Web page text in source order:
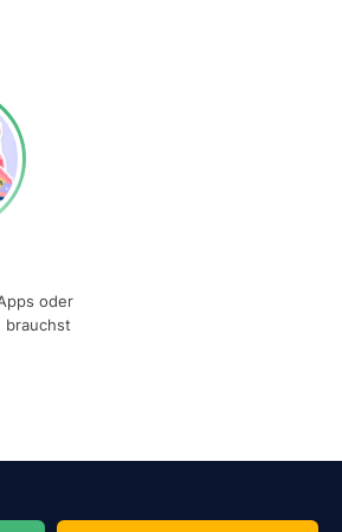
oder
brauchst